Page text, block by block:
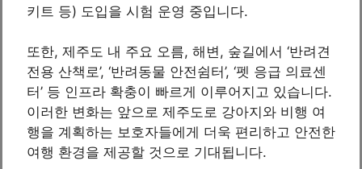
키트 등) 도입을 시험 운영 중입니다.
또한, 제주도 내 주요 오름, 해변, 숲길에서 ‘반려견
전용 산책로’, ‘반려동물 안전쉼터’, ‘펫 응급 의료센
터’ 등 인프라 확충이 빠르게 이루어지고 있습니다.
이러한 변화는 앞으로 제주도로 강아지와 비행 여
행을 계획하는 보호자들에게 더욱 편리하고 안전한
여행 환경을 제공할 것으로 기대됩니다.